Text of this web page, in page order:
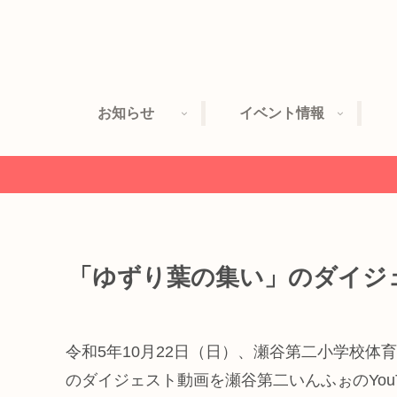
お知らせ イベント情報
「ゆずり葉の集い」のダイ
令和5年10月22日（日）、瀬谷第二小学校体
のダイジェスト動画を瀬谷第二いんふぉの